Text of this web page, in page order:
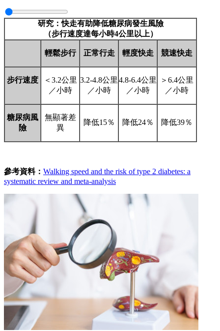
研究：快走有助降低糖尿病發生風險
（步行速度達每小時4公里以上）
輕鬆步行 正常行走 輕度快走 競速快走
步行速度
＜3.2公里
／小時
3.2-4.8公里
／小時
4.8-6.4公里
／小時
＞6.4公里
／小時
糖尿病風
險
無顯著差
異
降低15％ 降低24％ 降低39％
參考資料： Walking speed and the risk of type 2 diabetes: a
systematic review and meta-analysis